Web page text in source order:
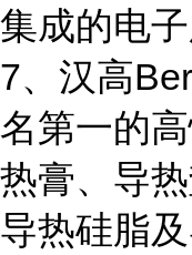
集成的电子
7、汉高
名第一的
热膏、导
导热硅脂